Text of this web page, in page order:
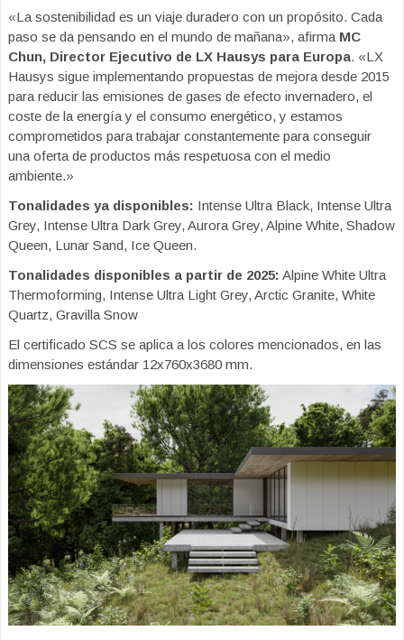
«La sostenibilidad es un viaje duradero con un propósito. Cada
paso se da pensando en el mundo de mañana», afirma MC
Chun, Director Ejecutivo de LX Hausys para Europa. «LX
Hausys sigue implementando propuestas de mejora desde 2015
para reducir las emisiones de gases de efecto invernadero, el
coste de la energía y el consumo energético, y estamos
comprometidos para trabajar constantemente para conseguir
una oferta de productos más respetuosa con el medio
ambiente.»
Tonalidades ya disponibles: Intense Ultra Black, Intense Ultra
Grey, Intense Ultra Dark Grey, Aurora Grey, Alpine White, Shadow
Queen, Lunar Sand, Ice Queen.
Tonalidades disponibles a partir de 2025: Alpine White Ultra
Thermoforming, Intense Ultra Light Grey, Arctic Granite, White
Quartz, Gravilla Snow
El certificado SCS se aplica a los colores mencionados, en las
dimensiones estándar 12x760x3680 mm.